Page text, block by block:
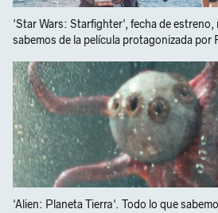
'Star Wars: Starfighter', fecha de estreno,
sabemos de la película protagonizada por
'Alien: Planeta Tierra'. Todo lo que